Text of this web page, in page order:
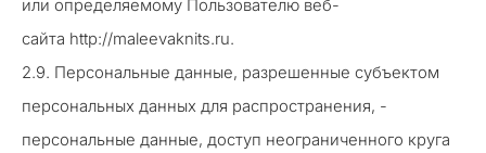
или определяемому Пользователю веб-
сайта http://maleevaknits.ru.
2.9. Персональные данные, разрешенные субъектом
персональных данных для распространения, -
персональные данные, доступ неограниченного круга